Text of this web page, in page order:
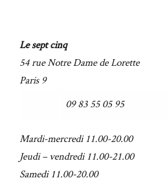
Le sept cinq
54 rue Notre Dame de Lorette
Paris 9
09 83 55 05 95
Mardi-mercredi 11.00-20.00
Jeudi – vendredi 11.00-21.00
Samedi 11.00-20.00